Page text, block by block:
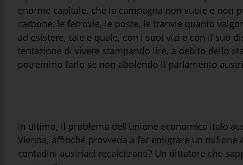
enorme capitale, che la campagna non vuole e non
carbone, le ferrovie, le poste, le tranvie quanto
ad esistere, tale e quale, con i suoi vizi e con il suo
tentazione di vivere stampando lire, a debito dello
potremmo farlo se non abolendo il parlamento
In ultimo, il problema dell’unione economica italo
Vienna, affinché provveda a far emigrare un
contadini austriaci recalcitranti? Un dittatore che